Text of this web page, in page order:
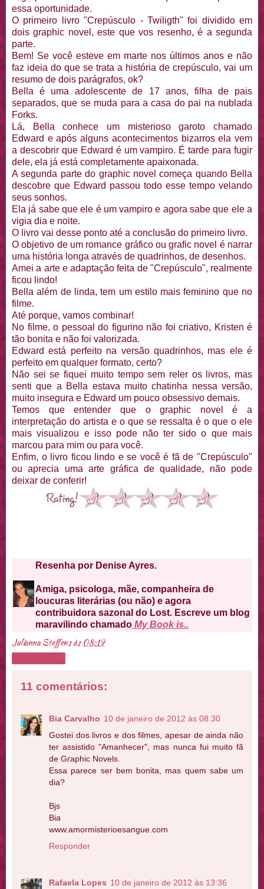
essa oportunidade.
O primeiro livro "Crepúsculo - Twiligth" foi dividido em
dois graphic novel, este que vos resenho, é a segunda
parte.
Bem! Se você esteve em marte nos últimos anos e não
faz ideia do que se trata a história de crepúsculo, vai um
resumo de dois parágrafos, ok?
Bella é uma adolescente de 17 anos, filha de pais
separados, que se muda para a casa do pai na nublada
Forks.
Lá, Bella conhece um misterioso garoto chamado
Edward e após alguns acontecimentos bizarros ela vem
a descobrir que Edward é um vampiro. É tarde para fugir
dele, ela já está completamente apaixonada.
A segunda parte do graphic novel começa quando Bella
descobre que Edward passou todo esse tempo velando
seus sonhos.
Ela já sabe que ele é um vampiro e agora sabe que ele a
vigia dia e noite.
O livro vai desse ponto até a conclusão do primeiro livro.
O objetivo de um romance gráfico ou grafic novel é narrar
uma história longa através de quadrinhos, de desenhos.
Amei a arte e adaptação feita de "Crepúsculo", realmente
ficou lindo!
Bella além de linda, tem um estilo mais feminino que no
filme.
Até porque, vamos combinar!
No filme, o pessoal do figurino não foi criativo, Kristen é
tão bonita e não foi valorizada.
Edward está perfeito na versão quadrinhos, mas ele é
perfeito em qualquer formato, certo?
Não sei se fiquei muito tempo sem reler os livros, mas
senti que a Bella estava muito chatinha nessa versão,
muito insegura e Edward um pouco obsessivo demais.
Temos que entender que o graphic novel é a
interpretação do artista e o que se ressalta é o que o ele
mais visualizou e isso pode não ter sido o que mais
marcou para mim ou para você.
Enfim, o livro ficou lindo e se você é fã de "Crepúsculo"
ou aprecia uma arte gráfica de qualidade, não pode
deixar de conferir!
Resenha por Denise Ayres.
Amiga, psicologa, mãe, companheira de
loucuras literárias (ou não) e agora
contribuidora sazonal do Lost. Escreve um blog
maravilindo chamado My Book is..
Julianna Steffensàs08:19
11 comentários:
Bia Carvalho 10 de janeiro de 2012 às 08:30
Gostei dos livros e dos filmes, apesar de ainda não
ter assistido "Amanhecer", mas nunca fui muito fã
de Graphic Novels.
Essa parece ser bem bonita, mas quem sabe um
dia?
Bjs
Bia
www.amormisterioesangue.com
Responder
Rafaela Lopes 10 de janeiro de 2012 às 13:36